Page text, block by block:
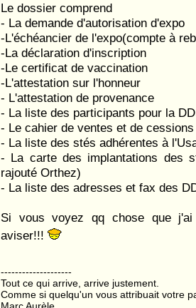
Le dossier comprend
- La demande d'autorisation d'expo
-L'échéancier de l'expo(compte à
-La déclaration d'inscription
-Le certificat de vaccination
-L'attestation sur l'honneur
- L'attestation de provenance
- La liste des participants pour la
- Le cahier de ventes et de cessions
- La liste des stés adhérentes à
- La carte des implantations des
rajouté Orthez)
- La liste des adresses et fax des
Si vous voyez qq chose que
aviser!!!
--------------------
Tout ce qui arrive, arrive justement.
Comme si quelqu'un vous attribuait votre